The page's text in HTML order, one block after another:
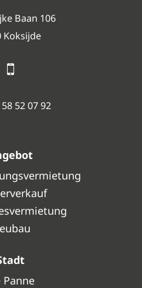
Baan 106
Koksijde
52 07 92
Panne